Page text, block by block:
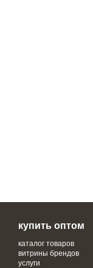
купить оптом
каталог товаров
витрины брендов
услуги